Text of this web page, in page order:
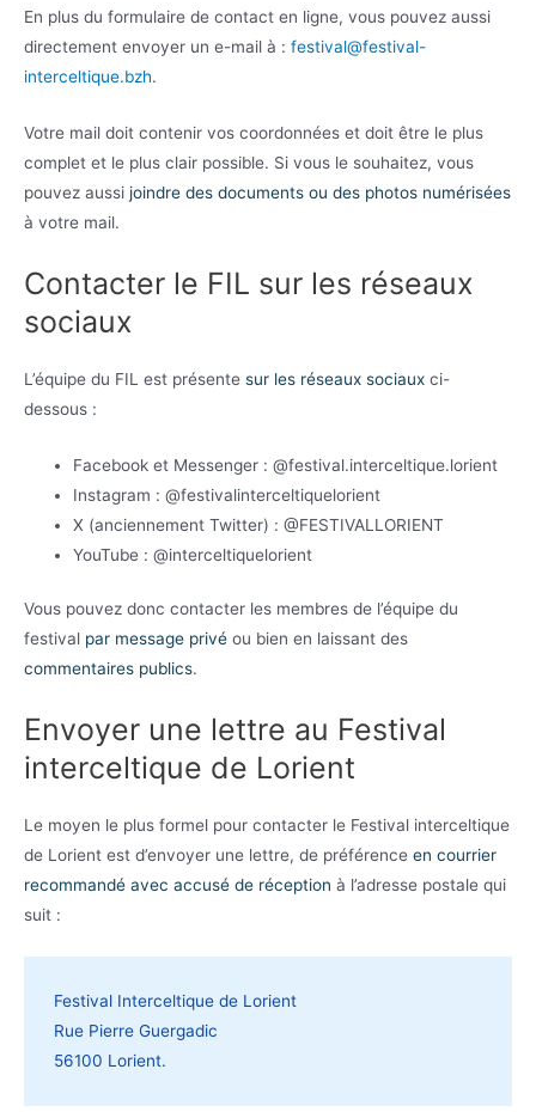
En plus du formulaire de contact en ligne, vous pouvez aussi
directement envoyer un e-mail à : festival@festival-
interceltique.bzh.
Votre mail doit contenir vos coordonnées et doit être le plus
complet et le plus clair possible. Si vous le souhaitez, vous
pouvez aussi joindre des documents ou des photos numérisées
à votre mail.
Contacter le FIL sur les réseaux
sociaux
L’équipe du FIL est présente sur les réseaux sociaux ci-
dessous :
Facebook et Messenger : @festival.interceltique.lorient
Instagram : @festivalinterceltiquelorient
X (anciennement Twitter) : @FESTIVALLORIENT
YouTube : @interceltiquelorient
Vous pouvez donc contacter les membres de l’équipe du
festival par message privé ou bien en laissant des
commentaires publics.
Envoyer une lettre au Festival
interceltique de Lorient
Le moyen le plus formel pour contacter le Festival interceltique
de Lorient est d’envoyer une lettre, de préférence en courrier
recommandé avec accusé de réception à l’adresse postale qui
suit :
Festival Interceltique de Lorient
Rue Pierre Guergadic
56100 Lorient.